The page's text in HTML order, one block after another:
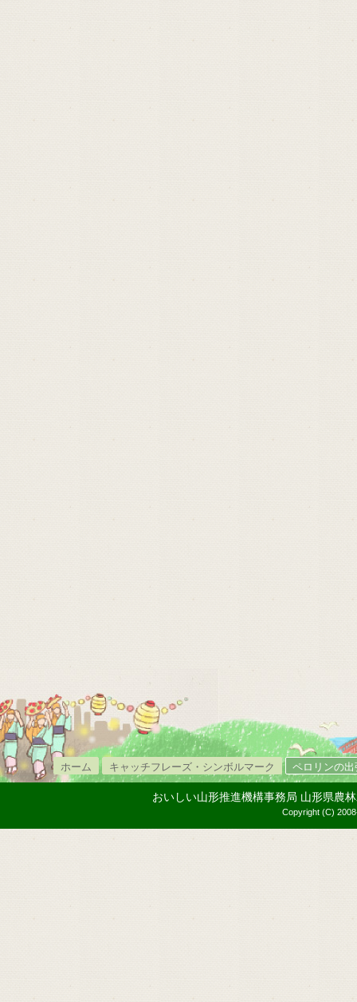
ホーム キャッチフレーズ・シンボルマーク ペロリンの
おいしい山形推進機構事務局 山形県
Copyright (C)